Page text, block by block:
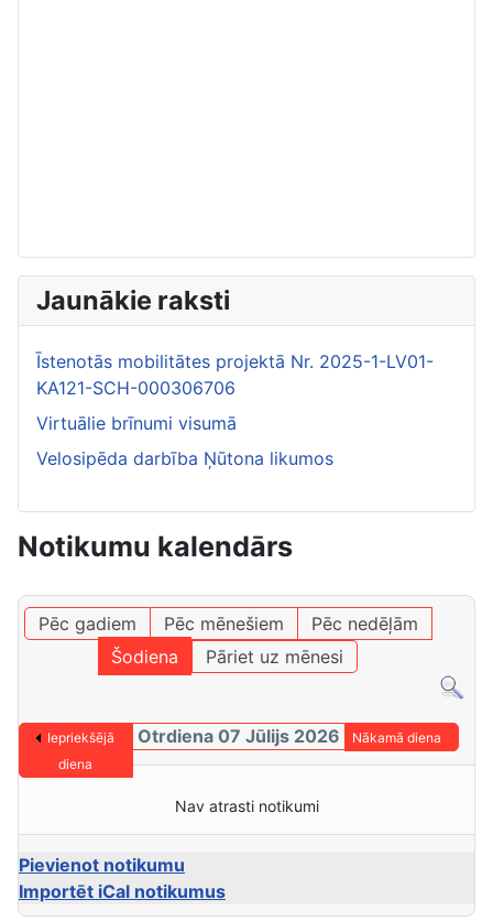
Jaunākie raksti
Īstenotās mobilitātes projektā Nr. 2025-1-LV01-
KA121-SCH-000306706
Virtuālie brīnumi visumā
Velosipēda darbība Ņūtona likumos
Notikumu kalendārs
Pēc gadiem Pēc mēnešiem
Pēc nedēļām
Šodiena
Pāriet uz mēnesi
Iepriekšējā
diena
Otrdiena 07 Jūlijs 2026 Nākamā diena
Nav atrasti notikumi
Pievienot notikumu
Importēt iCal notikumus